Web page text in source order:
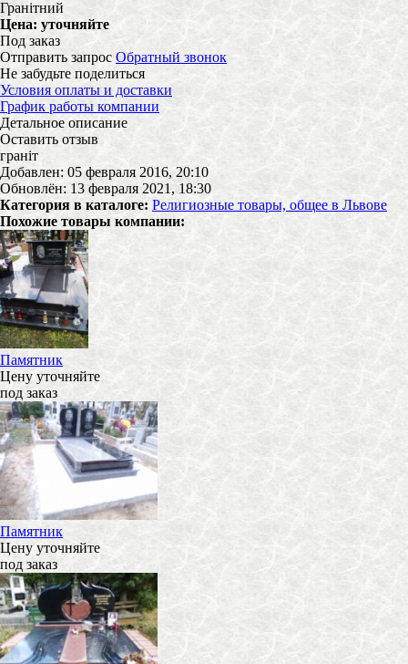
Гранітний
Цена: уточняйте
Под заказ
Отправить запрос Обратный звонок
Не забудьте поделиться
Условия оплаты и доставки
График работы компании
Детальное описание
Оставить отзыв
граніт
Добавлен: 05 февраля 2016, 20:10
Обновлён: 13 февраля 2021, 18:30
Категория в каталоге: Религиозные товары, общее в Львове
Похожие товары компании:
Памятник
Цену уточняйте
под заказ
Памятник
Цену уточняйте
под заказ